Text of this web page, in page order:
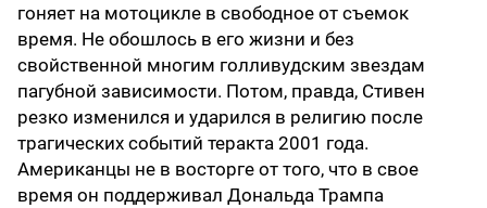
гоняет на мотоцикле в свободное от съемок
время. Не обошлось в его жизни и без
свойственной многим голливудским звездам
пагубной зависимости. Потом, правда, Стивен
резко изменился и ударился в религию после
трагических событий теракта 2001 года.
Американцы не в восторге от того, что в свое
время он поддерживал Дональда Трампа